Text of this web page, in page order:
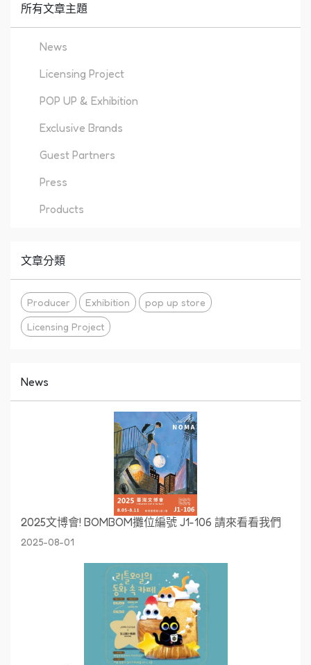
所有文章主題
News
Licensing Project
POP UP & Exhibition
Exclusive Brands
Guest Partners
Press
Products
文章分類
Producer Exhibition pop up store
Licensing Project
News
2025文博會! BOMBOM攤位編號 J1-106 請來看看我們
2025-08-01